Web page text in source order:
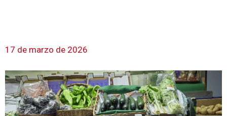
17 de marzo de 2026